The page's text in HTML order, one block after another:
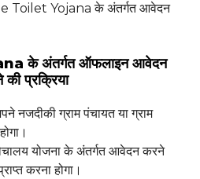
Toilet Yojana के अंतर्गत आवेदन
के अंतर्गत ऑफलाइन आवेदन
प्रक्रिया
नजदीकी ग्राम पंचायत या ग्राम
योजना के अंतर्गत आवेदन करने
करना होगा।